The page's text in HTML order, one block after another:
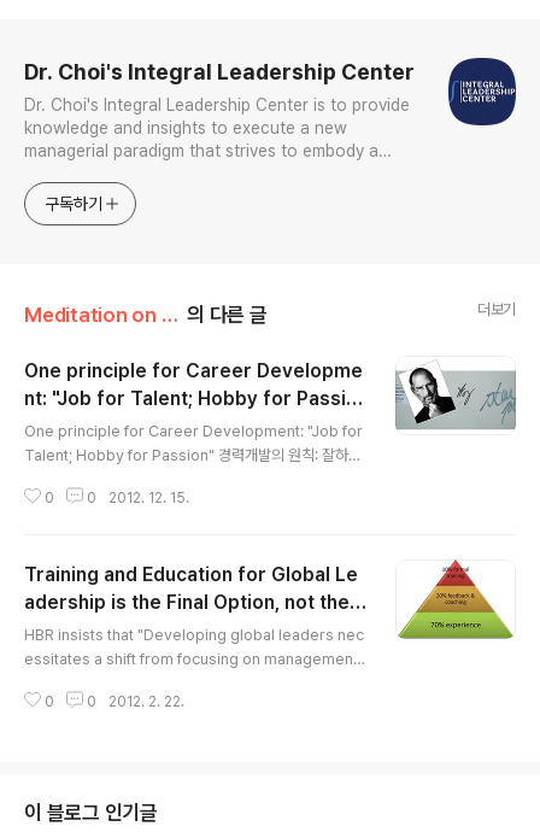
Dr. Choi's Integral Leadership Center
Dr. Choi's Integral Leadership Center is to provide
knowledge and insights to execute a new
managerial paradigm that strives to embody a
sustain tangible and intangible economic, social,
psychological, and s
구독하기
Meditation on Leadership/Meditation on Leadership 의 다른 글 더보기
One principle for Career Developme
nt: "Job for Talent; Hobby for Passio
n" (잘하는 건 직업으로, 좋아하는 건 취미로)!
One principle for Career Development: "Job for
Talent; Hobby for Passion" 경력개발의 원칙: 잘하는
않아도 직업이나 일을 잘 하기만 한다면, 그것을 바로 당신
것이 바람직하다. 필자의 경험상 어떤 일을 미치게 좋아했
던 사람일 수록 그 일을 직업으로 삼았을 때 너무 짧은 시간
(Burnout 신드롬) 그 직업을 떠나는 경우를 많이 보아왔
다. 또한, 많은 경우 어떤 직업에서 재능이 없어 일을 제대
로 해내지 못한채 하루하루 지..
0 0 2012. 12. 15.
Training and Education for Global Le
adership is the Final Option, not the F
irst Option!
HBR insists that "Developing global leaders nec
essitates a shift from focusing on management
cultures by increasing their self-awareness, em
bal-leadershi.html Source: http://forteconsultin
g.wordpress.com/201..
0 0 2012. 2. 22.
이 블로그 인기글